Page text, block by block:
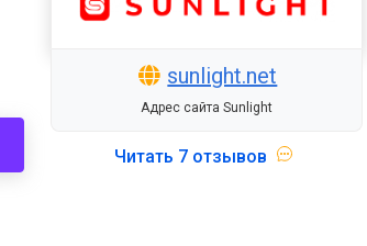
sunlight.net
Адрес сайта Sunlight
Читать 7 отзывов